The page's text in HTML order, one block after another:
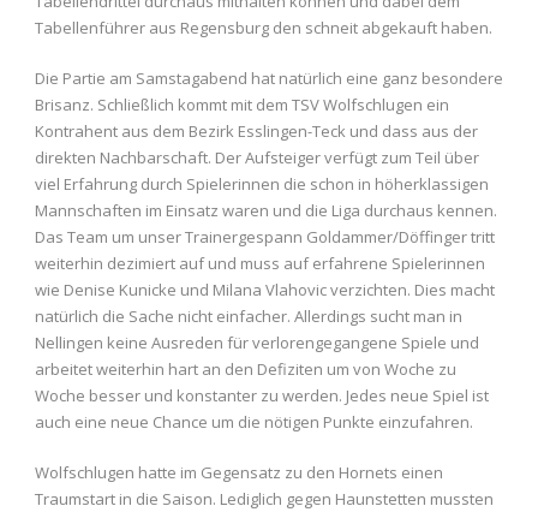
Tabellenführer aus Regensburg den schneit abgekauft haben.
Die Partie am Samstagabend hat natürlich eine ganz besondere
Brisanz. Schließlich kommt mit dem TSV Wolfschlugen ein
Kontrahent aus dem Bezirk Esslingen-Teck und dass aus der
direkten Nachbarschaft. Der Aufsteiger verfügt zum Teil über
viel Erfahrung durch Spielerinnen die schon in höherklassigen
Mannschaften im Einsatz waren und die Liga durchaus kennen.
Das Team um unser Trainergespann Goldammer/Döffinger tritt
weiterhin dezimiert auf und muss auf erfahrene Spielerinnen
wie Denise Kunicke und Milana Vlahovic verzichten. Dies macht
natürlich die Sache nicht einfacher. Allerdings sucht man in
Nellingen keine Ausreden für verlorengegangene Spiele und
arbeitet weiterhin hart an den Defiziten um von Woche zu
Woche besser und konstanter zu werden. Jedes neue Spiel ist
auch eine neue Chance um die nötigen Punkte einzufahren.
Wolfschlugen hatte im Gegensatz zu den Hornets einen
Traumstart in die Saison. Lediglich gegen Haunstetten mussten